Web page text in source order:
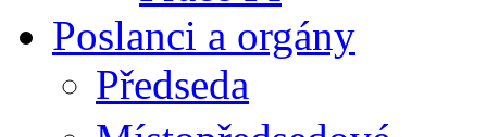
Poslanci a orgány
Předseda